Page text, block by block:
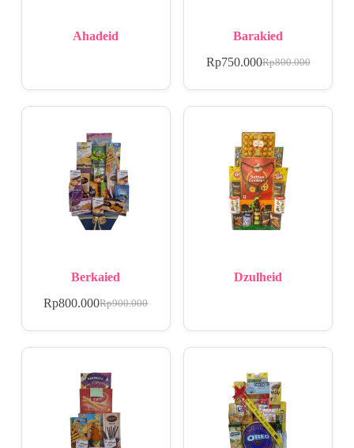
Ahadeid Barakied
Rp800.000
Rp750.000
Berkaied
Rp900.000
Rp800.000
Dzulheid